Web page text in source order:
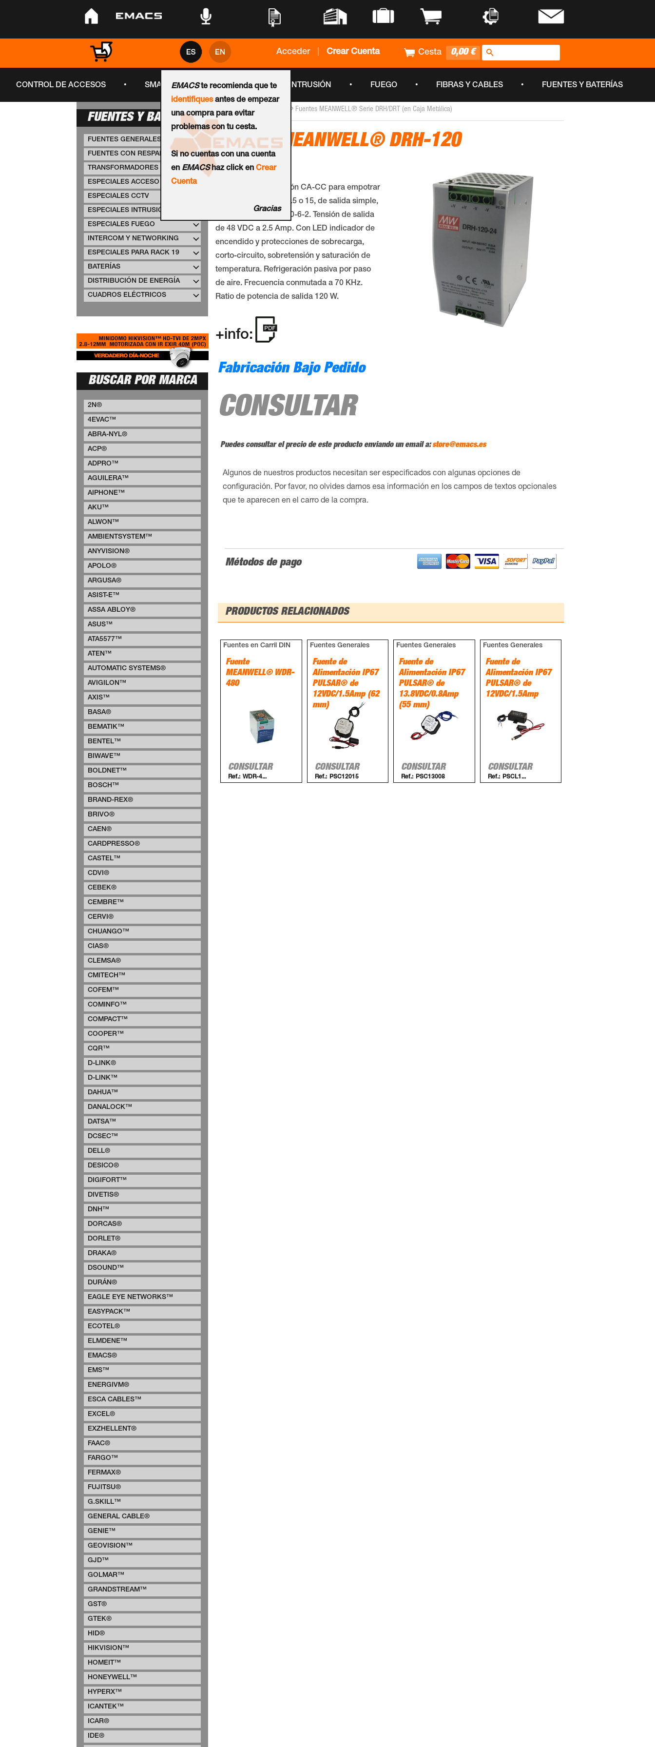
•
Acceder Crear Cuenta Cesta 0,00 €
EMACSte recomienda que te
identifiquesantes de empezar
una compra para evitar
problemas con tu cesta.
Si no cuentas con una cuenta
en EMACShaz click enCrear
Cuenta
Gracias
CONTROL DE ACCESOS • SMART CITY • CCTV • INTRUSIÓN • FUEGO • FIBRAS Y CABLES • FUENTES Y BATERÍAS
FUENTES Y BATERÍAS
FUENTES GENERALES
FUENTES CON RESPALDO
TRANSFORMADORES
ESPECIALES ACCESO
ESPECIALES CCTV
ESPECIALES INTRUSIÓN
ESPECIALES FUEGO
INTERCOM Y NETWORKING
ESPECIALES PARA RACK 19
BATERÍAS
DISTRIBUCIÓN DE ENERGÍA
CUADROS ELÉCTRICOS
BUSCAR POR MARCA
2N®
4EVAC™
ABRA-NYL®
ACP®
ADPRO™
AGUILERA™
AIPHONE™
AKU™
ALWON™
AMBIENTSYSTEM™
ANYVISION®
APOLO®
ARGUSA®
ASIST-E™
ASSA ABLOY®
ASUS™
ATA5577™
ATEN™
AUTOMATIC SYSTEMS®
AVIGILON™
AXIS™
BASA®
BEMATIK™
BENTEL™
BIWAVE™
BOLDNET™
BOSCH™
BRAND-REX®
BRIVO®
CAEN®
CARDPRESSO®
CASTEL™
CDVI®
CEBEK®
CEMBRE™
CERVI®
CHUANGO™
CIAS®
CLEMSA®
CMITECH™
COFEM™
COMINFO™
COMPACT™
COOPER™
CQR™
D-LINK®
D-LINK™
DAHUA™
DANALOCK™
DATSA™
DCSEC™
DELL®
DESICO®
DIGIFORT™
DIVETIS®
DNH™
DORCAS®
DORLET®
DRAKA®
DSOUND™
DURÁN®
EAGLE EYE NETWORKS™
EASYPACK™
ECOTEL®
ELMDENE™
EMACS®
EMS™
ENERGIVM®
ESCA CABLES™
EXCEL®
EXZHELLENT®
FAAC®
FARGO™
FERMAX®
FUJITSU®
G.SKILL™
GENERAL CABLE®
GENIE™
GEOVISION™
GJD™
GOLMAR™
GRANDSTREAM™
GST®
GTEK®
HID®
HIKVISION™
HOMEIT™
HONEYWELL™
HYPERX™
ICANTEK™
ICAR®
IDE®
Inicio › Fuentes y baterías › Fuentes MEANWELL® Serie DRH/DRT (en Caja Metálica)
Fuente MEANWELL® DRH-120
Ref.: DRH-120-48
Fuente de alimentación CA-CC para empotrar
en carril DIN TS-35/7.5 o 15, de salida simple,
homologada EN61000-6-2. Tensión de salida
de 48 VDC a 2.5 Amp. Con LED indicador de
encendido y protecciones de sobrecarga,
corto-circuito, sobretensión y saturación de
temperatura. Refrigeración pasiva por paso
de aire. Frecuencia conmutada a 70 KHz.
Ratio de potencia de salida 120 W.
+info:
Fabricación Bajo Pedido
CONSULTAR
Puedes consultar el precio de este producto enviando un email a:store@emacs.es
Algunos de nuestros productos necesitan ser especificados con algunas opciones de
configuración. Por favor, no olvides darnos esa información en los campos de textos opcionales
que te aparecen en el carro de la compra.
Métodos de pago
PRODUCTOS RELACIONADOS
Fuentes en Carril DIN
Fuente
MEANWELL® WDR-
480
CONSULTAR
Ref.: WDR-4...
Fuentes Generales
Fuente de
Alimentación IP67
PULSAR® de
12VDC/1.5Amp (62
mm)
CONSULTAR
Ref.: PSC12015
Fuentes Generales
Fuente de
Alimentación IP67
PULSAR® de
13.8VDC/0.8Amp
(55 mm)
CONSULTAR
Ref.: PSC13008
Fuentes Generales
Fuente de
Alimentación IP67
PULSAR® de
12VDC/1.5Amp
CONSULTAR
Ref.: PSCL1...